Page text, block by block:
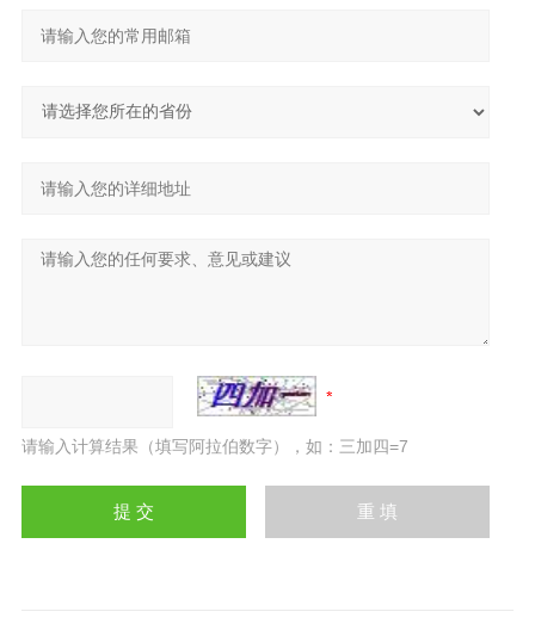
请输入计算结果（填写阿拉伯数字），如：三加四=7